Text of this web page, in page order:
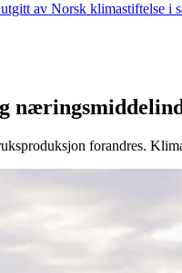
av Norsk klimastiftelse i
forandres.